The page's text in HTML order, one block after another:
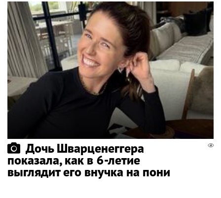
Дочь Шварценеггера
показала, как в 6-летие
выглядит его внучка на пони